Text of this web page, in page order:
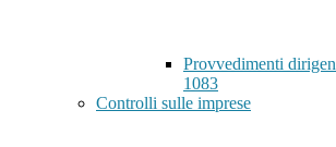
Provvedimenti
1083
Controlli sulle imprese